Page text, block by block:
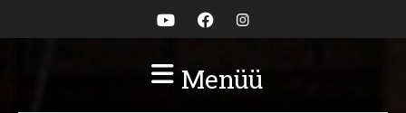
Menüü